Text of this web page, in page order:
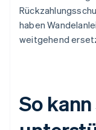
haben
weitgehend
So